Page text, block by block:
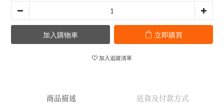
加入購物車 立即購買
加入追蹤清單
商品描述 送貨及付款方式